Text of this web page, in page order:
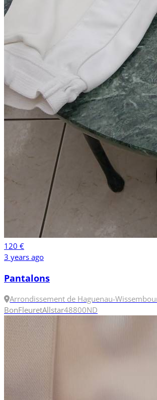
120 €
3 years ago
Pantalons
Arrondissement de Haguenau-
BonFleuretAllstar48800ND